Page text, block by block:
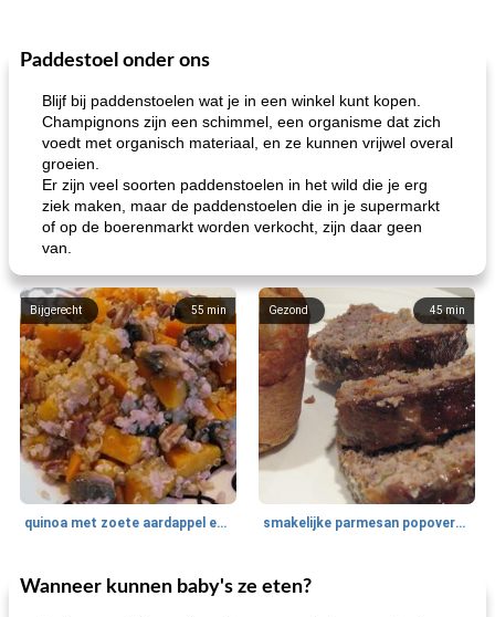
Paddestoel onder ons
Blijf bij paddenstoelen wat je in een winkel kunt kopen.
Champignons zijn een schimmel, een organisme dat zich
voedt met organisch materiaal, en ze kunnen vrijwel overal
groeien.
Er zijn veel soorten paddenstoelen in het wild die je erg
ziek maken, maar de paddenstoelen die in je supermarkt
of op de boerenmarkt worden verkocht, zijn daar geen
van.
55 min
Bijgerecht
quinoa met zoete aardappel en champignons
45min
Gezond
smakelijke parmesan popovers (gezonder!)
40min
One Dish Meal Soepen, stoofschotels en Chili
Wanneer kunnen baby's ze eten?